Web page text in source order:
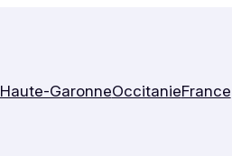
Haute-GaronneOccitanieFrance